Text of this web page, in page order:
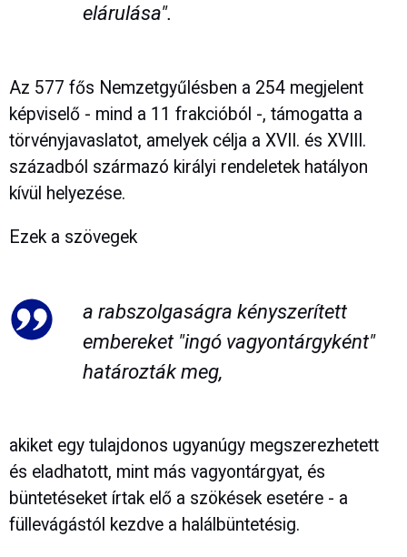
elárulása".
Az 577 fős Nemzetgyűlésben a 254 megjelent
képviselő - mind a 11 frakcióból -, támogatta a
törvényjavaslatot, amelyek célja a XVII. és XVIII.
századból származó királyi rendeletek hatályon
kívül helyezése.
Ezek a szövegek
a rabszolgaságra kényszerített
embereket "ingó vagyontárgyként"
határozták meg,
akiket egy tulajdonos ugyanúgy megszerezhetett
és eladhatott, mint más vagyontárgyat, és
büntetéseket írtak elő a szökések esetére - a
füllevágástól kezdve a halálbüntetésig.